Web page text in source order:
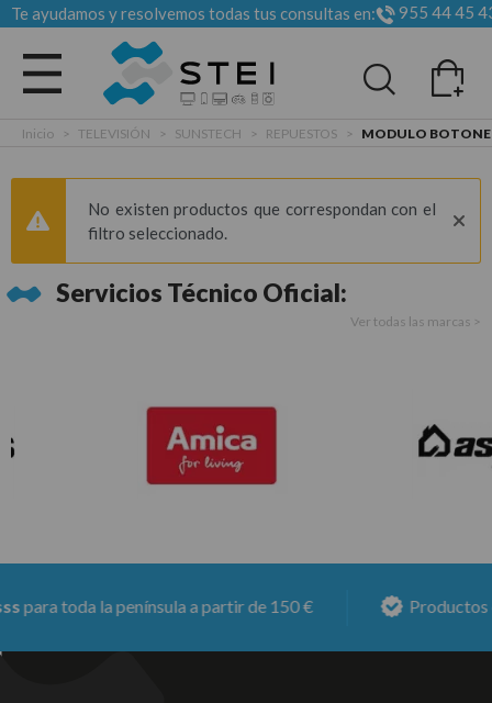
Te ayudamos y resolvemos todas tus consultas en: 955 44 45
Todas las categorias
Inicio > TELEVISIÓN > SUNSTECH > REPUESTOS > MODULO
No existen productos que correspondan con el
filtro seleccionado.
Servicios Técnico Oficial:
Ver todas las marcas >
para toda la península a partir de 150 € Productos